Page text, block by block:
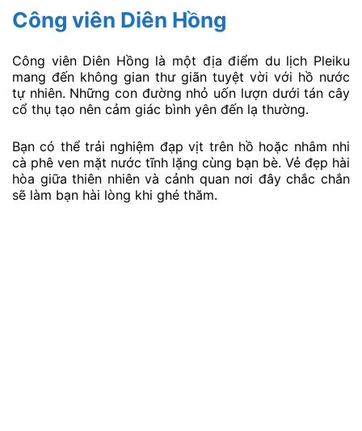
Công viên Diên Hồng
Công viên Diên Hồng là một địa điểm du lịch Pleiku
mang đến không gian thư giãn tuyệt vời với hồ nước
tự nhiên. Những con đường nhỏ uốn lượn dưới tán cây
cổ thụ tạo nên cảm giác bình yên đến lạ thường.
Bạn có thể trải nghiệm đạp vịt trên hồ hoặc nhâm nhi
cà phê ven mặt nước tĩnh lặng cùng bạn bè. Vẻ đẹp hài
hòa giữa thiên nhiên và cảnh quan nơi đây chắc chắn
sẽ làm bạn hài lòng khi ghé thăm.